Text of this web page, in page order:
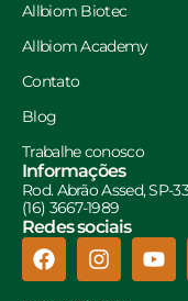
Allbiom Biotec
Allbiom Academy
Contato
Blog
Trabalhe conosco
Informações
Rod. Abrão Assed, SP-
(16) 3667-1989
Redes sociais